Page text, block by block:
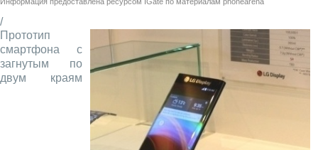
/
Прототип
смартфона с
загнутым по
двум краям